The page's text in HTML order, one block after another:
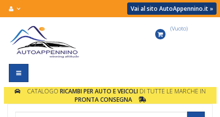
Vai al sito AutoAppennino.it »
Navigazione
Toggle
(Vuoto)
CATALOGO RICAMBI PER AUTO E VEICOLIDI TUTTE LE MARCHE IN
PRONTA CONSEGNA